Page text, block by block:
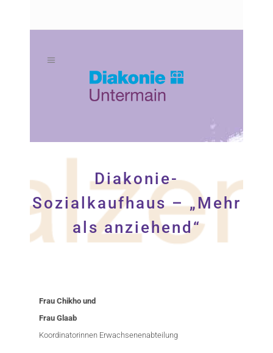
Diakonie-
Sozialkaufhaus – „Mehr
als anziehend“
Frau Chikho und
Frau Glaab
Koordinatorinnen Erwachsenenabteilung